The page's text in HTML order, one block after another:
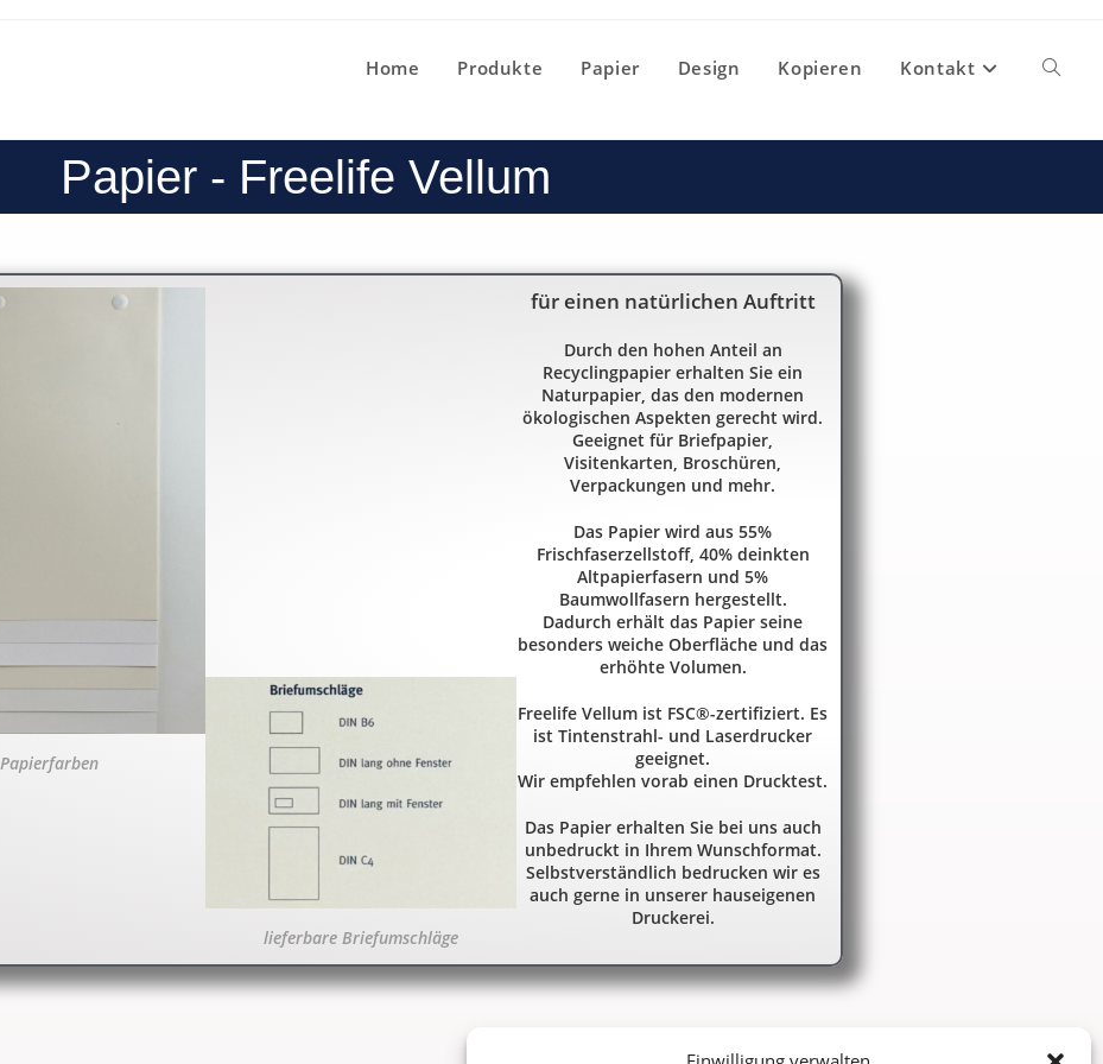
Home Produkte Papier Design Kopieren Kontakt
Papier - Freelife Vellum
Papierfarben
lieferbare Briefumschläge
für einen natürlichen Auftritt
Durch den hohen Anteil an
Recyclingpapier erhalten Sie ein
Naturpapier, das den modernen
ökologischen Aspekten gerecht wird.
Geeignet für Briefpapier,
Visitenkarten, Broschüren,
Verpackungen und mehr.
Das Papier wird aus 55%
Frischfaserzellstoff, 40% deinkten
Altpapierfasern und 5%
Baumwollfasern hergestellt.
Dadurch erhält das Papier seine
besonders weiche Oberfläche und das
erhöhte Volumen.
Freelife Vellum ist FSC®-zertifiziert. Es
ist Tintenstrahl- und Laserdrucker
geeignet.
Wir empfehlen vorab einen Drucktest.
Das Papier erhalten Sie bei uns auch
unbedruckt in Ihrem Wunschformat.
Selbstverständlich bedrucken wir es
auch gerne in unserer hauseigenen
Druckerei.